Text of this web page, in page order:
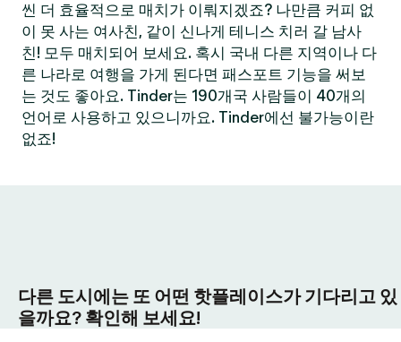
씬 더 효율적으로 매치가 이뤄지겠죠? 나만큼 커피 없
이 못 사는 여사친, 같이 신나게 테니스 치러 갈 남사
친! 모두 매치되어 보세요. 혹시 국내 다른 지역이나 다
른 나라로 여행을 가게 된다면 패스포트 기능을 써보
는 것도 좋아요. Tinder는 190개국 사람들이 40개의
언어로 사용하고 있으니까요. Tinder에선 불가능이란
없죠!
다른 도시에는 또 어떤 핫플레이스가 기다리고 있
을까요? 확인해 보세요!